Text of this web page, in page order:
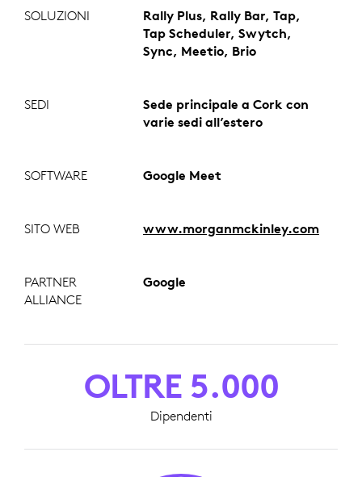
SOLUZIONI
Rally Plus, Rally Bar, Tap,
Tap Scheduler, Swytch,
Sync, Meetio, Brio
SEDI
Sede principale a Cork con
varie sedi all’estero
SOFTWARE Google Meet
SITO WEB www.morganmckinley.com
PARTNER
ALLIANCE
Google
OLTRE 5.000
Dipendenti